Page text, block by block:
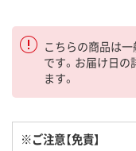
こちらの商品は
です。お届け日
ます。
※ご注意【免責】